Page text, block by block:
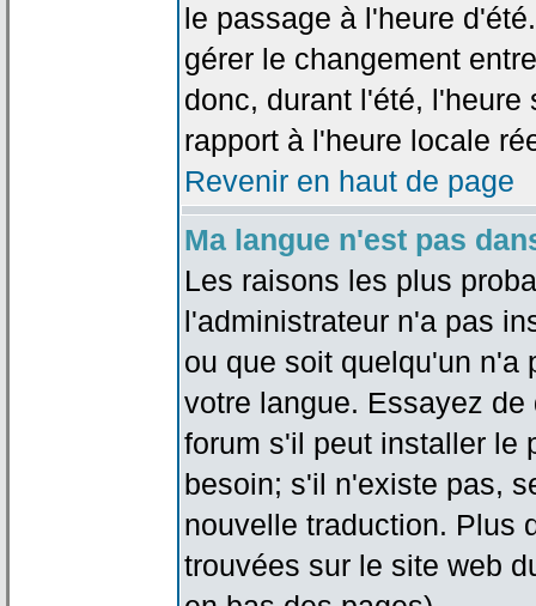
le passage à l'heure
gérer le changement
donc, durant l'été, l'heure
rapport à l'heure locale
Revenir en haut de page
Ma langue n'est pas
Les raisons les plus
l'administrateur n'a pas
ou que soit quelqu'un n'a
votre langue. Essayez
forum s'il peut installer le
besoin; s'il n'existe pas,
nouvelle traduction. Plus
trouvées sur le site web